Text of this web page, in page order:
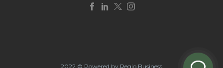
2022 © Powered by Regio Business